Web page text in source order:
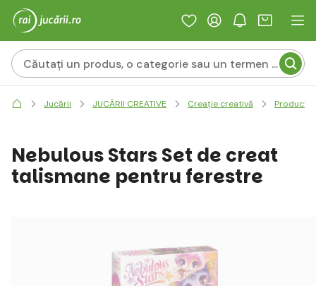
Jucării JUCĂRII CREATIVE Creație creativă
Nebulous Stars Set de creat
talismane pentru ferestre